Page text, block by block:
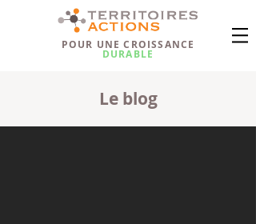
POUR UNE CROISSANCE
DURABLE
Le blog